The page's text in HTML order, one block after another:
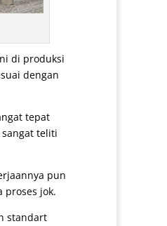
di produksi
dengan
tepat
teliti
pun
proses jok.
standart